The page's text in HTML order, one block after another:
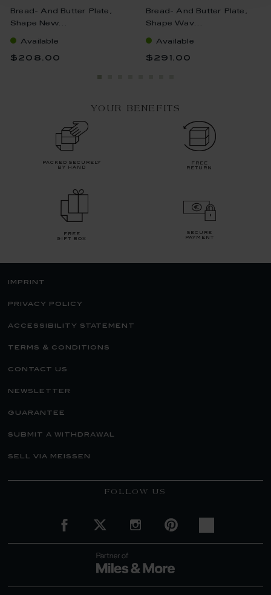
Bread- And Butter Plate,
Shape New...
Available
$208.00
Bread- And Butter Plate,
Shape Wav...
Available
$291.00
YOUR BENEFITS
packed securely
by hand
free
return
free
gift box
secure
payment
imprint
privacy policy
accessibility statement
terms & conditions
contact us
newsletter
guarantee
submit a withdrawal
sell via meissen
FOLLOW US